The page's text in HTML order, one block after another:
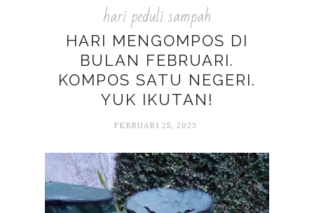
hari peduli sampah
HARI MENGOMPOS DI
BULAN FEBRUARI.
KOMPOS SATU NEGERI.
YUK IKUTAN!
FEBRUARI 25, 2023